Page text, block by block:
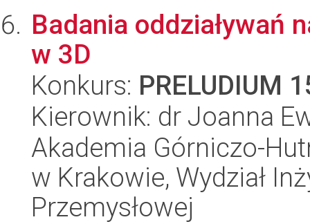
Badania oddziaływań
w 3D
Konkurs: PRELUDIUM
Kierownik: dr Joanna
Akademia Górniczo-
w Krakowie, Wydział
Przemysłowej